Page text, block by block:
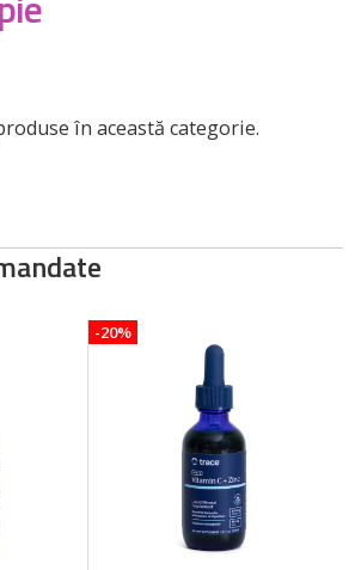
în această categorie.
-20%